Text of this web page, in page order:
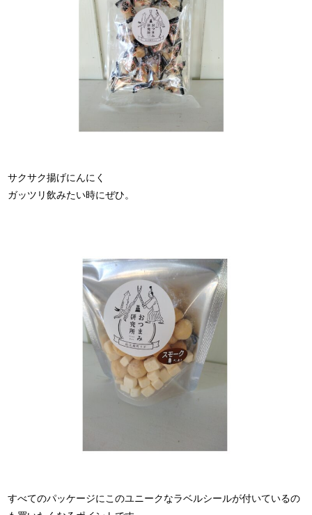
サクサク揚げにんにく
ガッツリ飲みたい時にぜひ。
すべてのパッケージにこのユニークなラベルシールが付いているの